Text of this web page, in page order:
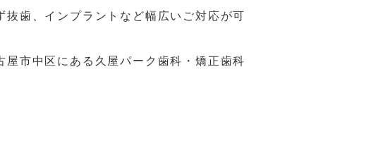
歯、インプラントなど幅広いご対応が可
市中区にある久屋パーク歯科・矯正歯科